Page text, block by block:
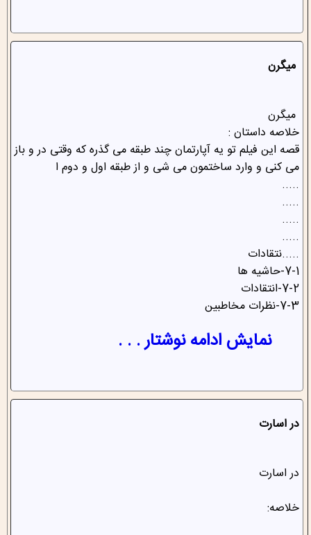
میگرن
میگرن
خلاصه داستان :
قصه این فیلم تو یه آپارتمان چند طبقه می گذره که وقتی در و باز
می کنی و وارد ساختمون می شی و از طبقه اول و دوم ا
.....
.....
.....
.....
.....نتقادات
7-1-حاشیه ها
7-2-انتقادات
7-3-نظرات مخاطبین
نمایش ادامه نوشتار . . .
در اسارت
در اسارت
خلاصه: